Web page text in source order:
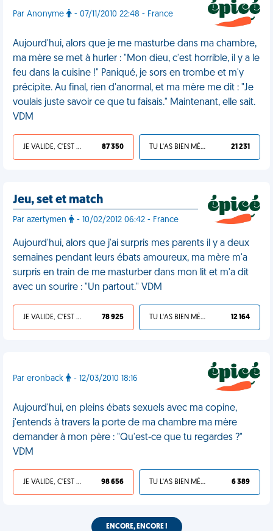
Par Anonyme - 07/11/2010 22:48 - France
Aujourd'hui, alors que je me masturbe dans ma chambre,
ma mère se met à hurler : "Mon dieu, c'est horrible, il y a le
feu dans la cuisine !" Paniqué, je sors en trombe et m'y
précipite. Au final, rien d'anormal, et ma mère me dit : "Je
voulais juste savoir ce que tu faisais." Maintenant, elle sait.
VDM
JE VALIDE, C'EST UNE VDM 87 350 TU L'AS BIEN MÉRITÉ 21 231
Jeu, set et match
Par azertymen - 10/02/2012 06:42 - France
Aujourd'hui, alors que j'ai surpris mes parents il y a deux
semaines pendant leurs ébats amoureux, ma mère m'a
surpris en train de me masturber dans mon lit et m'a dit
avec un sourire : "Un partout." VDM
JE VALIDE, C'EST UNE VDM 78 925 TU L'AS BIEN MÉRITÉ 12 164
Par eronback - 12/03/2010 18:16
Aujourd'hui, en pleins ébats sexuels avec ma copine,
j'entends à travers la porte de ma chambre ma mère
demander à mon père : "Qu'est-ce que tu regardes ?"
VDM
JE VALIDE, C'EST UNE VDM 98 656 TU L'AS BIEN MÉRITÉ 6 389
ENCORE, ENCORE !